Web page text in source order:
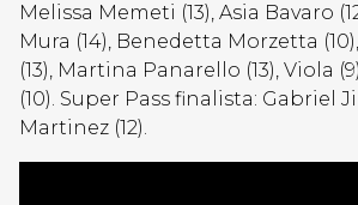
Melissa Memeti (13), Asia Bavaro
Mura (14), Benedetta Morzetta
(13), Martina Panarello (13), Viola
(10). Super Pass finalista: Gabriel
Martinez (12).